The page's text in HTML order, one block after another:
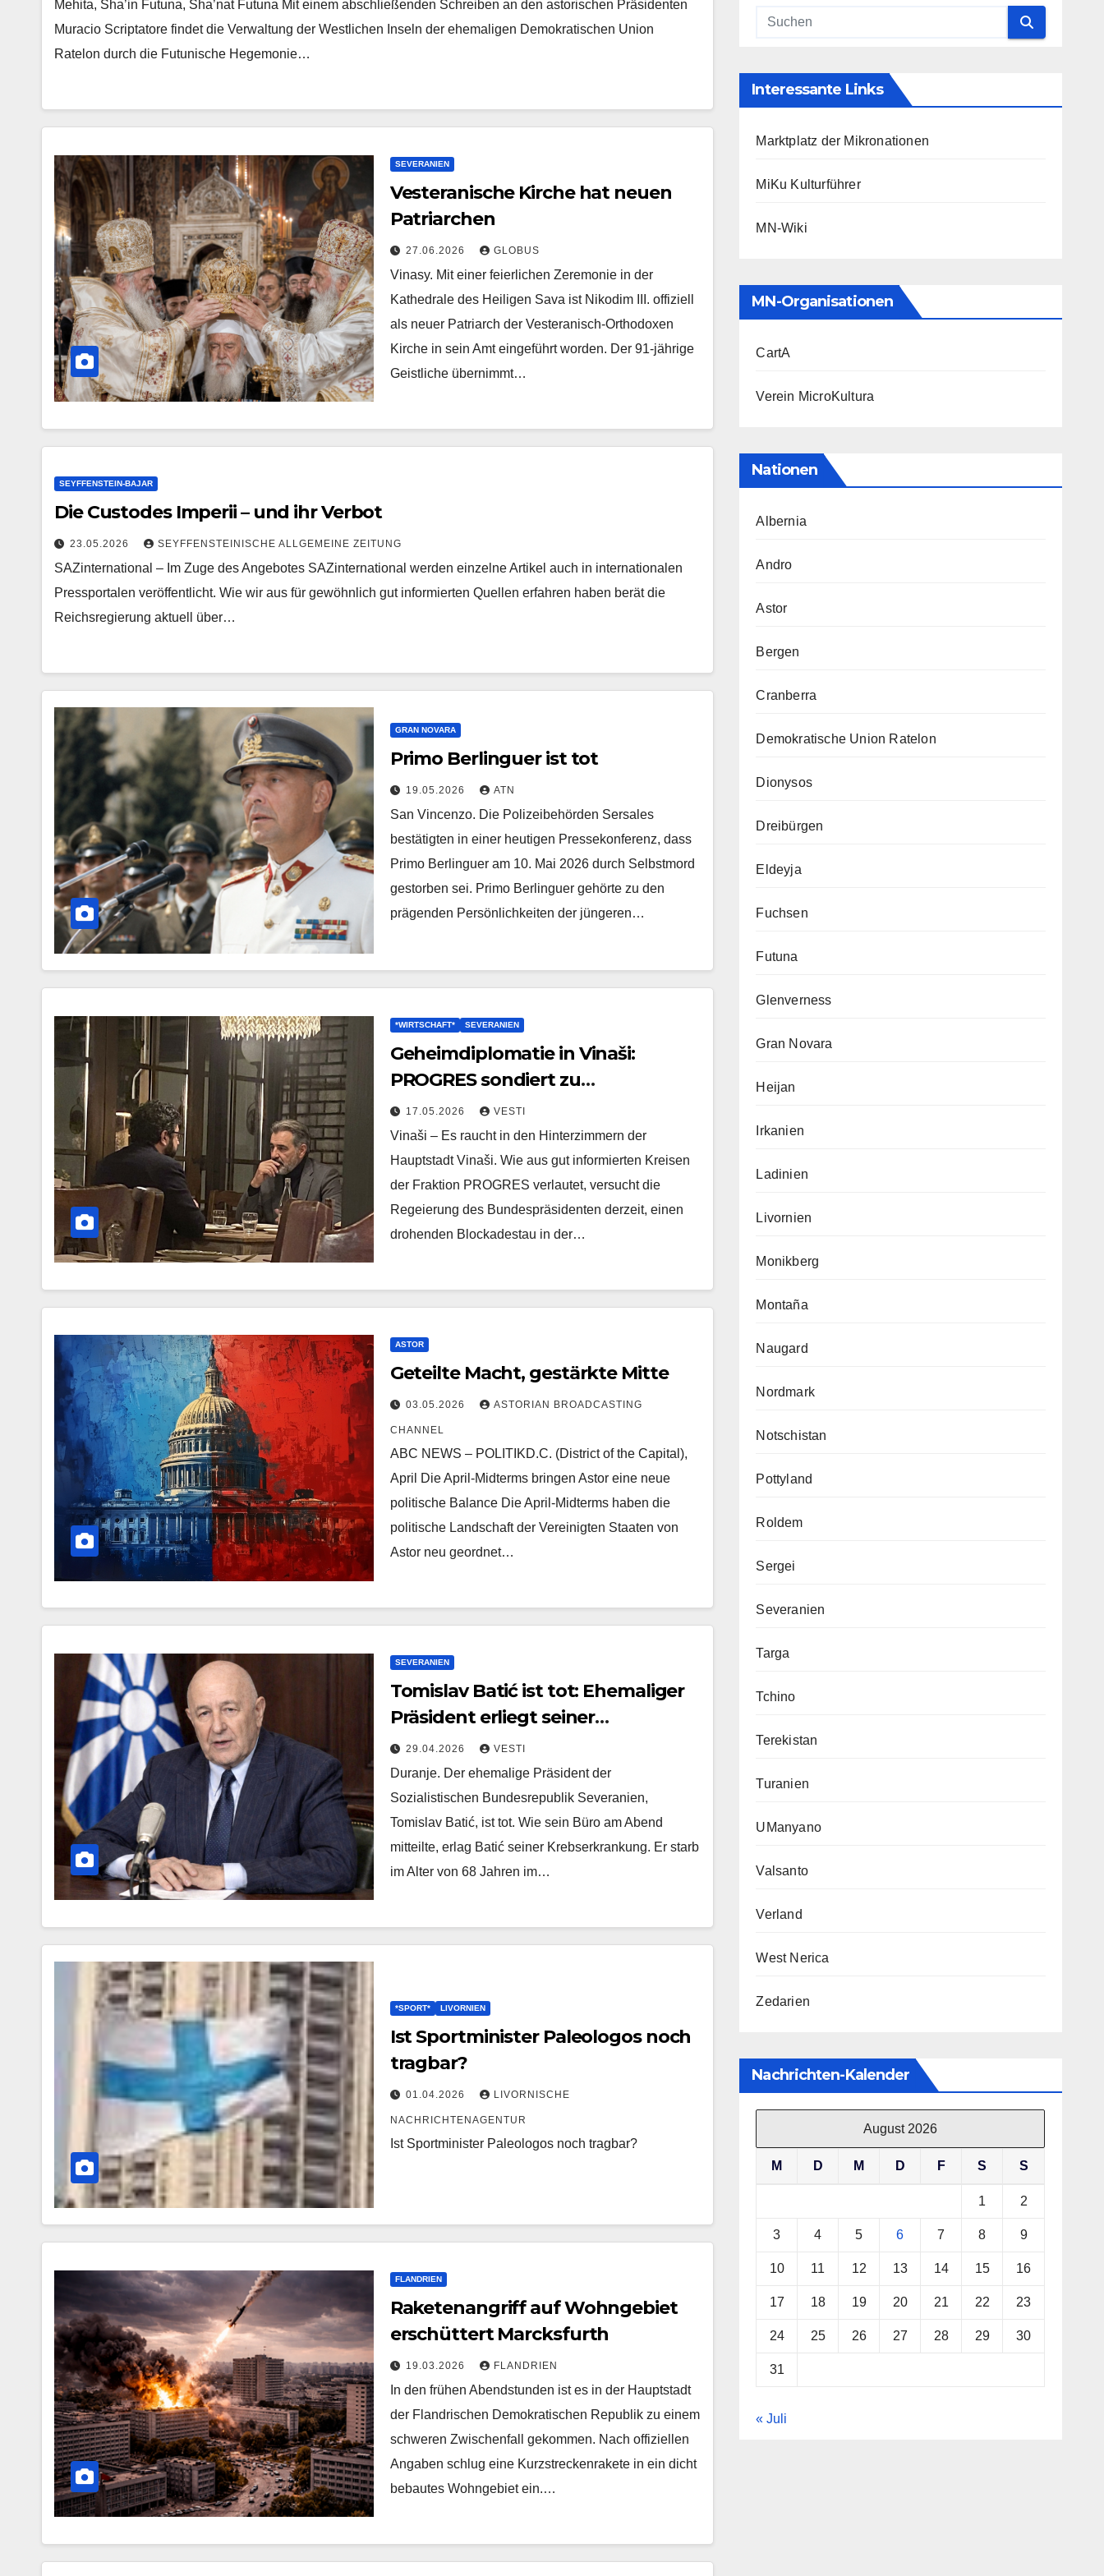
Mehita, Sha’in Futuna, Sha’nat Futuna Mit einem abschließenden Schreiben an den astorischen Präsidenten
Muracio Scriptatore findet die Verwaltung der Westlichen Inseln der ehemaligen Demokratischen Union
Ratelon durch die Futunische Hegemonie…
SEVERANIEN
Vesteranische Kirche hat neuen
Patriarchen
27.06.2026 GLOBUS
Vinasy. Mit einer feierlichen Zeremonie in der
Kathedrale des Heiligen Sava ist Nikodim III. offiziell
als neuer Patriarch der Vesteranisch-Orthodoxen
Kirche in sein Amt eingeführt worden. Der 91-jährige
Geistliche übernimmt…
SEYFFENSTEIN-BAJAR
Die Custodes Imperii – und ihr Verbot
23.05.2026 SEYFFENSTEINISCHE ALLGEMEINE ZEITUNG
SAZinternational – Im Zuge des Angebotes SAZinternational werden einzelne Artikel auch in internationalen
Pressportalen veröffentlicht. Wie wir aus für gewöhnlich gut informierten Quellen erfahren haben berät die
Reichsregierung aktuell über…
GRAN NOVARA
Primo Berlinguer ist tot
19.05.2026 ATN
San Vincenzo. Die Polizeibehörden Sersales
bestätigten in einer heutigen Pressekonferenz, dass
Primo Berlinguer am 10. Mai 2026 durch Selbstmord
gestorben sei. Primo Berlinguer gehörte zu den
prägenden Persönlichkeiten der jüngeren…
*WIRTSCHAFT* SEVERANIEN
Geheimdiplomatie in Vinaši:
PROGRES sondiert zu
Wirtschaftsliberalisierungen
17.05.2026 VESTI
Vinaši – Es raucht in den Hinterzimmern der
Hauptstadt Vinaši. Wie aus gut informierten Kreisen
der Fraktion PROGRES verlautet, versucht die
Regeierung des Bundespräsidenten derzeit, einen
drohenden Blockadestau in der…
ASTOR
Geteilte Macht, gestärkte Mitte
03.05.2026 ASTORIAN BROADCASTING
CHANNEL
ABC NEWS – POLITIKD.C. (District of the Capital),
April Die April-Midterms bringen Astor eine neue
politische Balance Die April-Midterms haben die
politische Landschaft der Vereinigten Staaten von
Astor neu geordnet…
SEVERANIEN
Tomislav Batić ist tot: Ehemaliger
Präsident erliegt seiner
Krebserkrankung
29.04.2026 VESTI
Duranje. Der ehemalige Präsident der
Sozialistischen Bundesrepublik Severanien,
Tomislav Batić, ist tot. Wie sein Büro am Abend
mitteilte, erlag Batić seiner Krebserkrankung. Er starb
im Alter von 68 Jahren im…
*SPORT* LIVORNIEN
Ist Sportminister Paleologos noch
tragbar?
01.04.2026 LIVORNISCHE
NACHRICHTENAGENTUR
Ist Sportminister Paleologos noch tragbar?
FLANDRIEN
Raketenangriff auf Wohngebiet
erschüttert Marcksfurth
19.03.2026 FLANDRIEN
In den frühen Abendstunden ist es in der Hauptstadt
der Flandrischen Demokratischen Republik zu einem
schweren Zwischenfall gekommen. Nach offiziellen
Angaben schlug eine Kurzstreckenrakete in ein dicht
bebautes Wohngebiet ein.…
Interessante Links
Marktplatz der Mikronationen
MiKu Kulturführer
MN-Wiki
MN-Organisationen
CartA
Verein MicroKultura
Nationen
Albernia
Andro
Astor
Bergen
Cranberra
Demokratische Union Ratelon
Dionysos
Dreibürgen
Eldeyja
Fuchsen
Futuna
Glenverness
Gran Novara
Heijan
Irkanien
Ladinien
Livornien
Monikberg
Montaña
Naugard
Nordmark
Notschistan
Pottyland
Roldem
Sergei
Severanien
Targa
Tchino
Terekistan
Turanien
UManyano
Valsanto
Verland
West Nerica
Zedarien
Nachrichten-Kalender
August 2026
M D M D F S S
1 2
3 4 5 6 7 8 9
10 11 12 13 14 15 16
17 18 19 20 21 22 23
24 25 26 27 28 29 30
31
« Juli